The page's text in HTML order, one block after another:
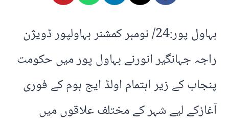
بہاول پور:24/ نومبر کمشنر بہاولپور ڈویژن
راجہ جہانگیر انورنے بہاول پور میں حکومت
پنجاب کے زیر اہتمام اولڈ ایج ہوم کے فوری
آغازکے لیے شہر کے مختلف علاقوں میں